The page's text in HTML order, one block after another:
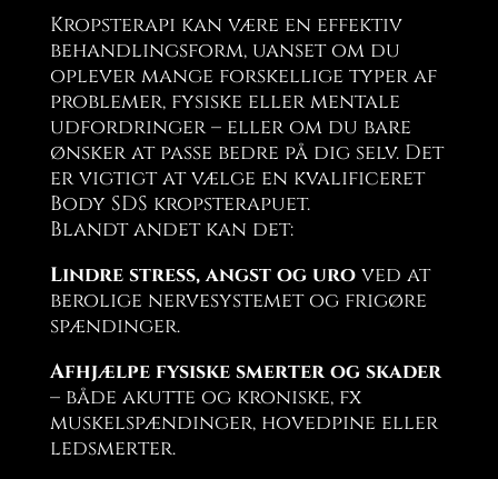
Kropsterapi kan være en effektiv
behandlingsform, uanset om du
oplever mange forskellige typer af
problemer, fysiske eller mentale
udfordringer – eller om du bare
ønsker at passe bedre på dig selv. Det
er vigtigt at vælge en kvalificeret
Body SDS kropsterapuet.
Blandt andet kan det:
Lindre stress, angst og uroved at
berolige nervesystemet og frigøre
spændinger.
Afhjælpe fysiske smerter og skader
– både akutte og kroniske, fx
muskelspændinger, hovedpine eller
ledsmerter.